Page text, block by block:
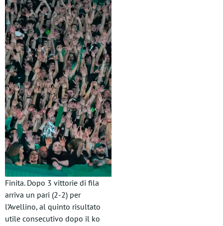
Finita. Dopo 3 vittorie di fila
arriva un pari (2-2) per
l’Avellino, al quinto risultato
utile consecutivo dopo il ko